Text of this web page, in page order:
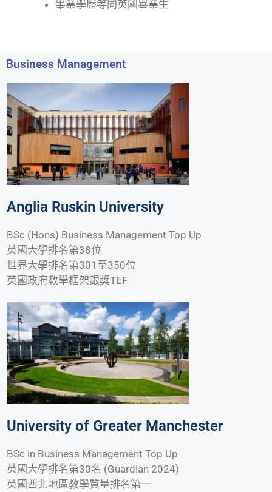
畢業學歷等同英國畢業生
Business Management
Anglia Ruskin University
BSc (Hons) Business Management Top Up
英國大學排名第38位
世界大學排名第301至350位
英國政府教學框架銀獎TEF
University of Greater Manchester
BSc in Business Management Top Up
英國大學排名第30名 (Guardian 2024)
英國西北地區教學質量排名第一